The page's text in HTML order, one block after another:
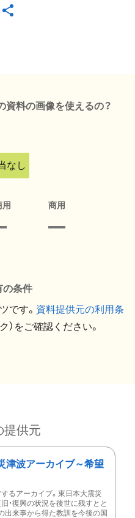
資料の画像を使えるの？
なし
用 商用
の条件
です。 資料提供元の利用条
）をご確認ください。
提供元
津波アーカイブ～希望
るアーカイブ。東日本大震災
・復興の状況を後世に残すとと
出来事から得た教訓を今後の国